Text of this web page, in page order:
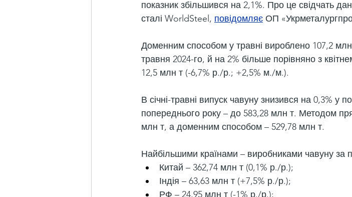
показник збільшився на 2,1%. Про це свідчать
сталі WorldSteel, повідомляє ОП
Доменним способом у травні вироблено 107,2
травня 2024-го, й на 2% більше порівняно з
12,5 млн т (-6,7% р./р.; +2,5% м./м.).
В січні-травні випуск чавуну знизився на 0,3% у
попереднього року – до 583,28 млн т. Методом
млн т, а доменним способом – 529,78 млн т.
Найбільшими країнами – виробниками чавуну за
Китай – 362,74 млн т (0,1% р./р.);
Індія – 63,63 млн т (+7,5% р./р.);
РФ – 24,95 млн т (-1% р./р.);